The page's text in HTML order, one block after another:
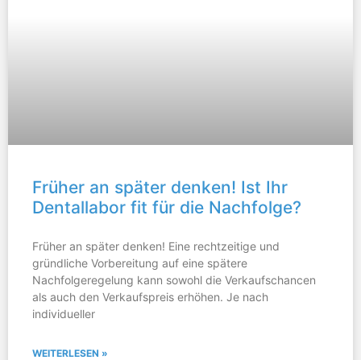
Früher an später denken! Ist Ihr
Dentallabor fit für die Nachfolge?
Früher an später denken! Eine rechtzeitige und
gründliche Vorbereitung auf eine spätere
Nachfolgeregelung kann sowohl die Verkaufschancen
als auch den Verkaufspreis erhöhen. Je nach
individueller
WEITERLESEN »